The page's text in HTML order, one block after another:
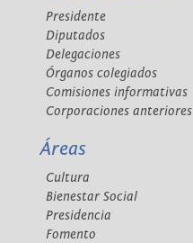
Presidente
Diputados
Delegaciones
Órganos colegiados
Comisiones informativas
Corporaciones anteriores
Áreas
Cultura
Bienestar Social
Presidencia
Fomento